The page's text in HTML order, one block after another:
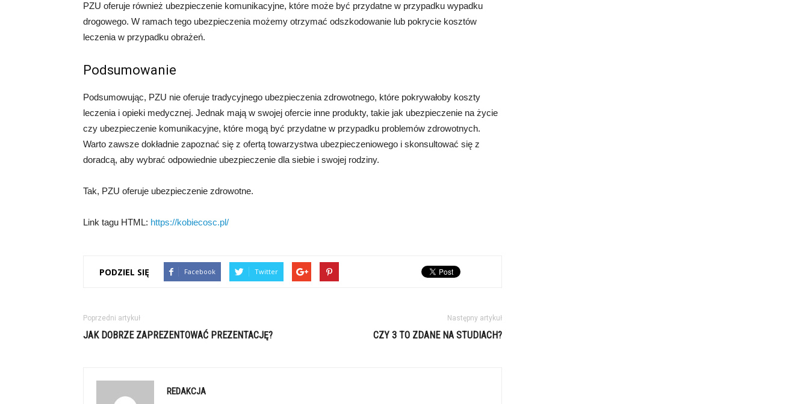
PZU oferuje również ubezpieczenie komunikacyjne, które może być przydatne w przypadku wypadku
drogowego. W ramach tego ubezpieczenia możemy otrzymać odszkodowanie lub pokrycie kosztów
leczenia w przypadku obrażeń.
Podsumowanie
Podsumowując, PZU nie oferuje tradycyjnego ubezpieczenia zdrowotnego, które pokrywałoby koszty
leczenia i opieki medycznej. Jednak mają w swojej ofercie inne produkty, takie jak ubezpieczenie na życie
czy ubezpieczenie komunikacyjne, które mogą być przydatne w przypadku problemów zdrowotnych.
Warto zawsze dokładnie zapoznać się z ofertą towarzystwa ubezpieczeniowego i skonsultować się z
doradcą, aby wybrać odpowiednie ubezpieczenie dla siebie i swojej rodziny.
Tak, PZU oferuje ubezpieczenie zdrowotne.
Link tagu HTML: https://kobiecosc.pl/
PODZIEL SIĘ Facebook Twitter
Poprzedni artykuł
JAK DOBRZE ZAPREZENTOWAĆ PREZENTACJĘ?
Następny artykuł
CZY 3 TO ZDANE NA STUDIACH?
REDAKCJA